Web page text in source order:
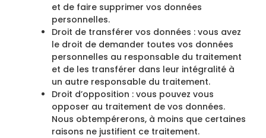
et de faire supprimer vos données
personnelles.
Droit de transférer vos données : vous avez
le droit de demander toutes vos données
personnelles au responsable du traitement
et de les transférer dans leur intégralité à
un autre responsable du traitement.
Droit d’opposition : vous pouvez vous
opposer au traitement de vos données.
Nous obtempérerons, à moins que certaines
raisons ne justifient ce traitement.